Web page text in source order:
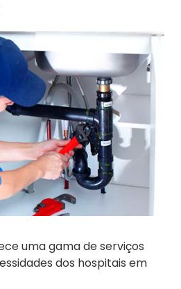
uma gama de serviços
dos hospitais em